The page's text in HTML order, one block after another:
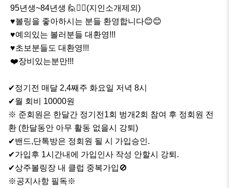
✔정기전 매달 2,4째주 화요일 저녁 8시
✔월 회비 10000원
※ 준회원은 한달간 정기전1회 벙개2회 참여 후 정회원 전
환 (한달동안 아무 활동 없을시 강퇴)
✔밴드,단톡방은 정회원 될 시 가입승인.
✔가입후 1시간내에 가입인사 작성 안할시 강퇴.
✔상주볼링장 내 클럽 중복가입🚫
※공지사항 필독※